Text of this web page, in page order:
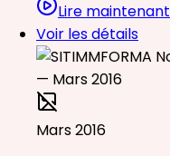
Lire maintenant
Voir les détails
Mars 2016